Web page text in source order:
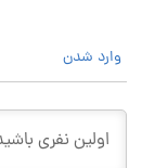
وارد شدن